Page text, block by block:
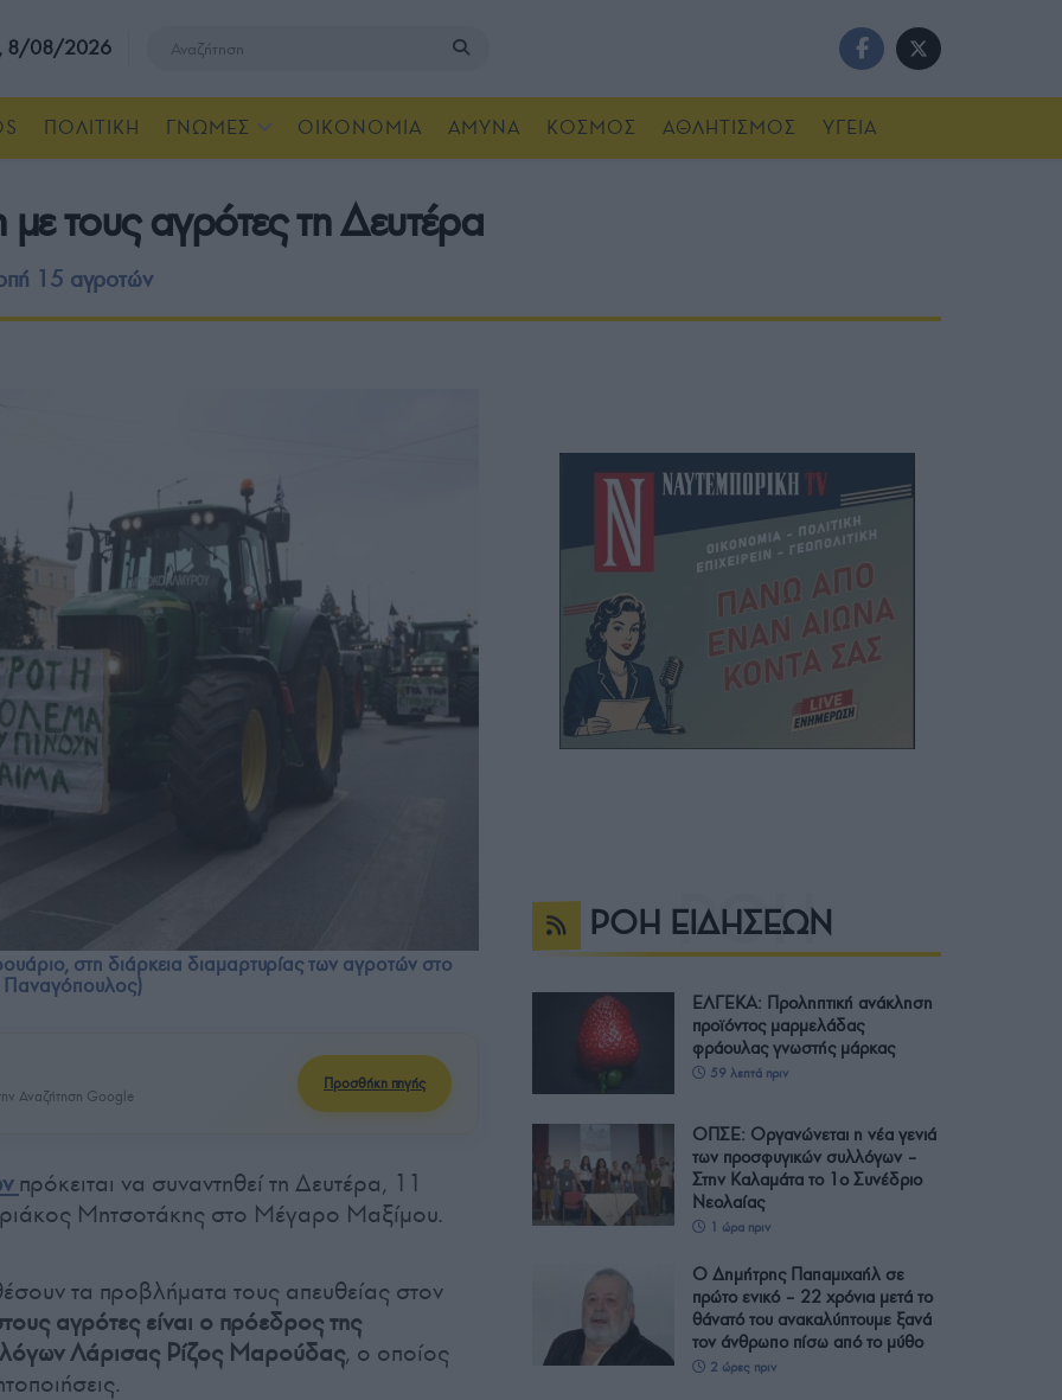
8/08/2026
ΠΟΛΙΤΙΚΗ ΓΝΩΜΕΣ ΟΙΚΟΝΟΜΙΑ ΑΜΥΝΑ ΚΟΣΜΟΣ ΑΘΛΗΤΙΣΜΟΣ ΥΓΕΙΑ
τους αγρότες τη Δευτέρα
15 αγροτών
στη διάρκεια διαμαρτυρίας των αγροτών στο
Παναγόπουλος)
Αναζήτηση Google
Προσθήκη πηγής
πρόκειται να συναντηθεί τη Δευτέρα, 11
Μητσοτάκης στο Μέγαρο Μαξίμου.
τα προβλήματα τους απευθείας στον
αγρότες είναι ο πρόεδρος της
Λάρισας Ρίζος Μαρούδας, ο οποίος
ΡΟΗ ΕΙΔΗΣΕΩΝ
ΕΛΓΕΚΑ: Προληπτική ανάκληση
προϊόντος μαρμελάδας
φράουλας γνωστής μάρκας
59 λεπτά πριν
ΟΠΣΕ: Οργανώνεται η νέα γενιά
των προσφυγικών συλλόγων –
Στην Καλαμάτα το 1ο Συνέδριο
Νεολαίας
1 ώρα πριν
Ο Δημήτρης Παπαμιχαήλ σε
πρώτο ενικό – 22 χρόνια μετά το
θάνατό του ανακαλύπτουμε ξανά
τον άνθρωπο πίσω από το μύθο
2 ώρες πριν